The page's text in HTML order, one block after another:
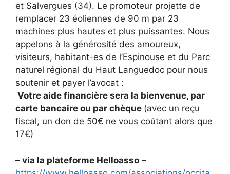
et Salvergues (34). Le promoteur projette de
remplacer 23 éoliennes de 90 m par 23
machines plus hautes et plus puissantes. Nous
appelons à la générosité des amoureux,
visiteurs, habitant-es de l’Espinouse et du Parc
naturel régional du Haut Languedoc pour nous
soutenir et payer l’avocat :
Votre aide financière sera la bienvenue, par
carte bancaire ou par chèque (avec un reçu
fiscal, un don de 50€ ne vous coûtant alors que
17€)
– via la plateforme Helloasso –